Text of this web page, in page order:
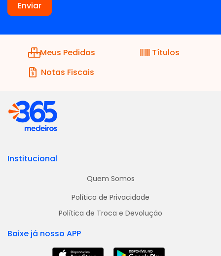
Meus Pedidos
Títulos
Notas Fiscais
Institucional
Quem Somos
Política de Privacidade
Política de Troca e Devolução
Baixe já nosso APP